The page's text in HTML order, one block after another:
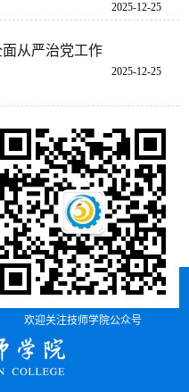
2025-12-25
从严治党工作
2025-12-25
欢迎关注技师学院公众号